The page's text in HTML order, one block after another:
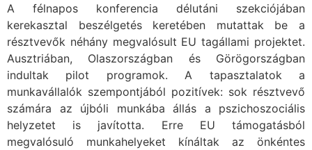
A félnapos konferencia délutáni szekciójában
kerekasztal beszélgetés keretében mutattak be a
résztvevők néhány megvalósult EU tagállami projektet.
Ausztriában, Olaszországban és Görögországban
indultak pilot programok. A tapasztalatok a
munkavállalók szempontjából pozitívek: sok résztvevő
számára az újbóli munkába állás a pszichoszociális
helyzetet is javította. Erre EU támogatásból
megvalósuló munkahelyeket kínáltak az önkéntes